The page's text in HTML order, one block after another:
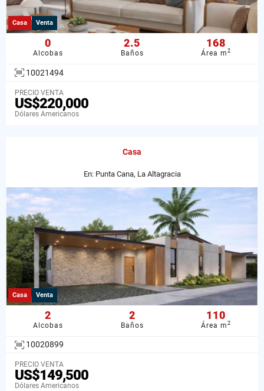
Casa Venta
0
Alcobas
2.5
Baños
168
Área m2
10021494
PRECIO VENTA
US$220,000
Dólares Americanos
Casa
En: Punta Cana, La Altagracia
Casa Venta
2
Alcobas
2
Baños
110
Área m2
10020899
PRECIO VENTA
US$149,500
Dólares Americanos